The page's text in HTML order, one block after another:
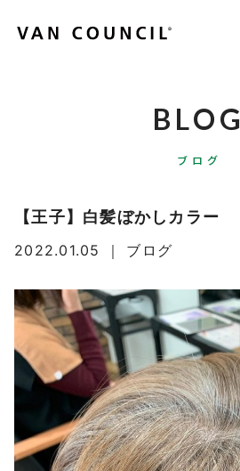
BLOG
ブログ
【王子】白髪ぼかしカラー
2022.01.05 ｜ ブログ